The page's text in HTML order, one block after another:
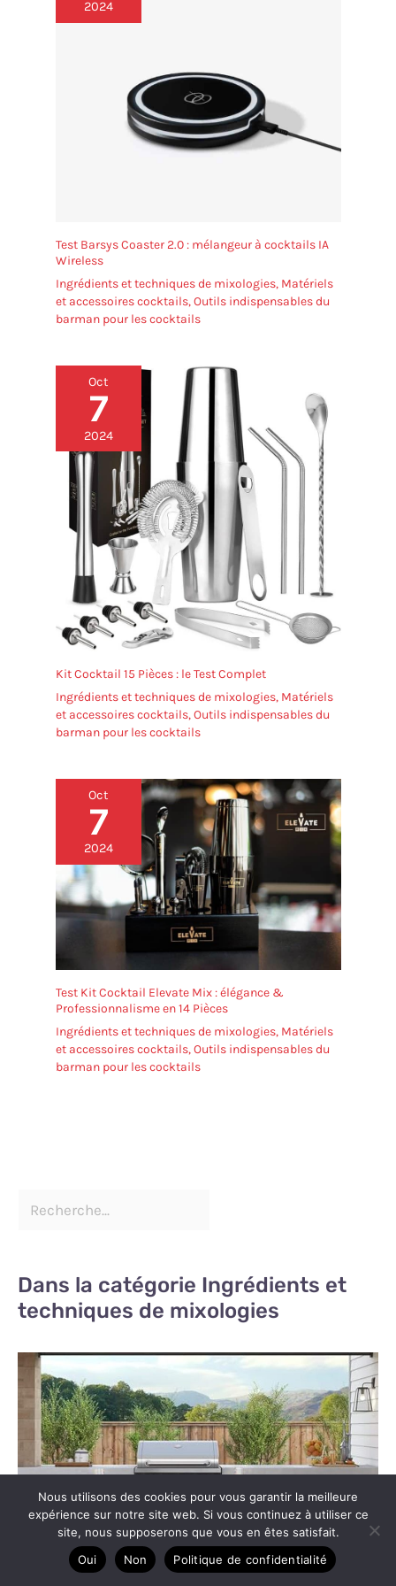
mixologue passionné à domicile, cet ensemble de
shaker Boston est un outil essentiel pour votre
utilisation dans les bars, les bars à domicile, les
restaurants et tout autre environnement où des
cocktails exceptionnels sont fabriqués.
2024
Test Barsys Coaster 2.0 : mélangeur à cocktails IA
Wireless
Ingrédients et techniques de mixologies, Matériels
et accessoires cocktails,Outils indispensables du
barman pour les cocktails
Oct
7
2024
Kit Cocktail 15 Pièces : le Test Complet
Ingrédients et techniques de mixologies, Matériels
et accessoires cocktails,Outils indispensables du
barman pour les cocktails
Oct
7
2024
Test Kit Cocktail Elevate Mix : élégance &
Professionnalisme en 14 Pièces
Ingrédients et techniques de mixologies, Matériels
et accessoires cocktails,Outils indispensables du
barman pour les cocktails
Dans la catégorie Ingrédients et
techniques de mixologies
Nous utilisons des cookies pour vous garantir la meilleure
expérience sur notre site web. Si vous continuez à utiliser ce
site, nous supposerons que vous en êtes satisfait.
Oui
Non Politique de confidentialité